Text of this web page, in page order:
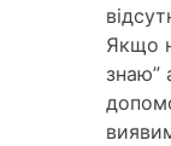
Якщо
знаю”